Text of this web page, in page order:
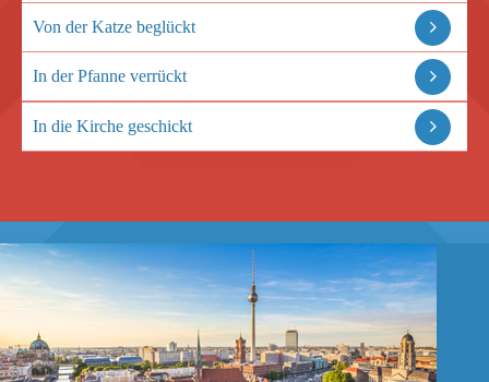
Von der Katze beglückt
In der Pfanne verrückt
In die Kirche geschickt